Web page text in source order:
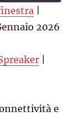
2026
e